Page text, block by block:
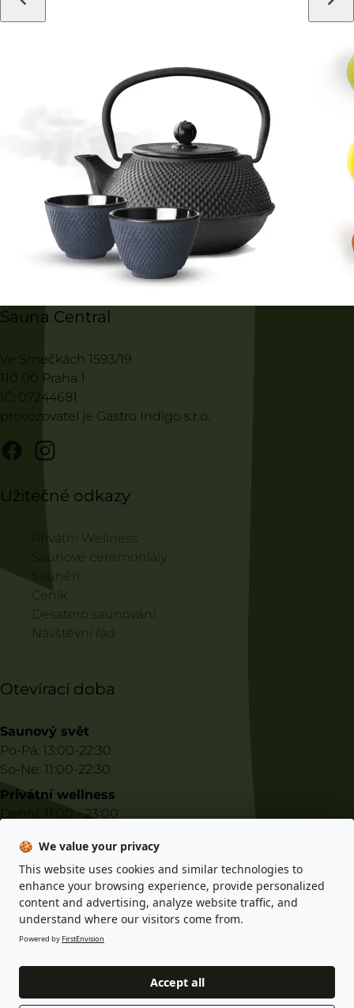
Sauna Central
Ve Smečkách 1593/19
110 00 Praha 1
IČ: 07244681
provozovatel je Gastro Indigo s.r.o.
Užitečné odkazy
Privátní Wellness
Saunové ceremoniály
Saunéři
Ceník
Desatero saunování
Návštěvní řád
Otevírací doba
Saunový svět
Po-Pá: 13:00-22:30
So-Ne: 11:00-22:30
Privátní wellness
Denní: 11:00 - 23:00
Informace o e-shopu
Zásady ochrany osobních údajů
Obchodní podmínky
© 2025 Gastro Indigo s.r.o. Všechna práva vyhrazena. Designed
🍪 We value your privacy
This website uses cookies and similar technologies to
enhance your browsing experience, provide personalized
content and advertising, analyze website traffic, and
understand where our visitors come from.
Powered by FirstEnvision
Accept all